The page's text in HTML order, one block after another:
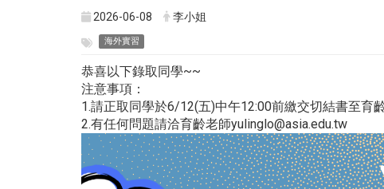
2026-06-08 李小姐
海外實習
恭喜以下錄取同學~~
注意事項：
1.請正取同學於6/12(五)中午12:00前繳交切結書至育
2.有任何問題請洽育齡老師yulinglo@asia.edu.tw